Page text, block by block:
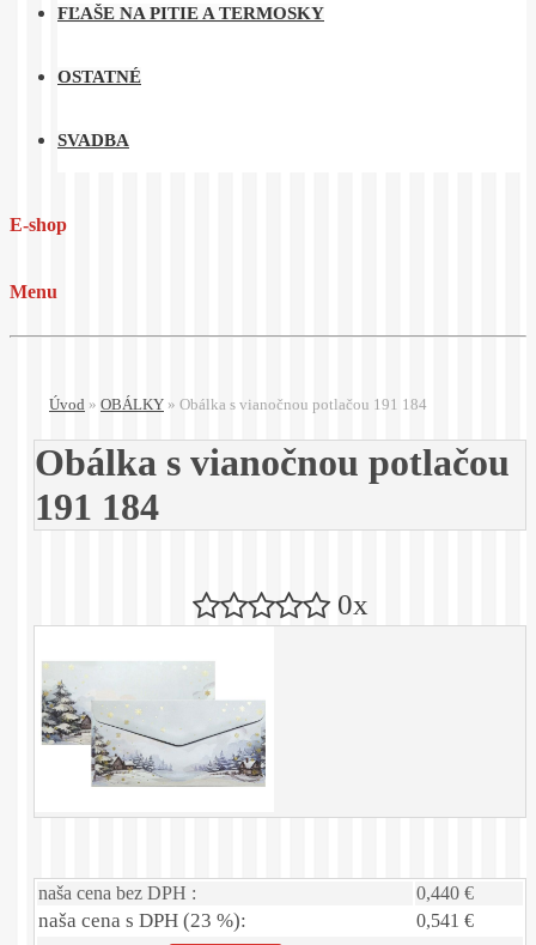
FĽAŠE NA PITIE A TERMOSKY
OSTATNÉ
SVADBA
E-shop
Menu
Úvod » OBÁLKY » Obálka s vianočnou potlačou 191 184
Obálka s vianočnou potlačou
191 184
0x
naša cena bez DPH : 0,440 €
naša cena s DPH (23 %):
0,541 €